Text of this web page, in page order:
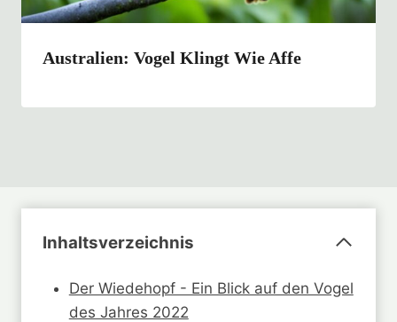
Australien: Vogel Klingt Wie Affe
Inhaltsverzeichnis
Der Wiedehopf - Ein Blick auf den Vogel
des Jahres 2022